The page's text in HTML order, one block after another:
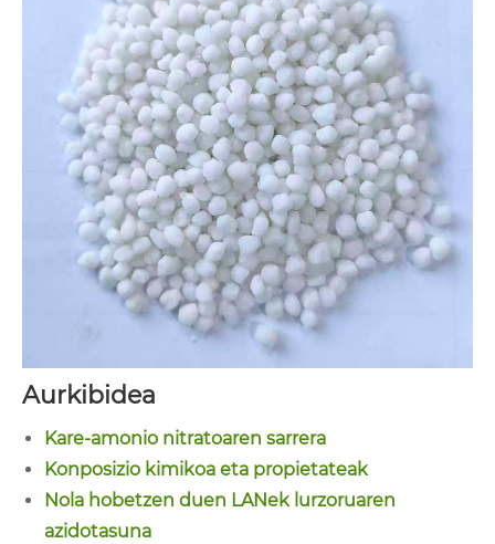
Aurkibidea
Kare-amonio nitratoaren sarrera
Konposizio kimikoa eta propietateak
Nola hobetzen duen LANek lurzoruaren
azidotasuna